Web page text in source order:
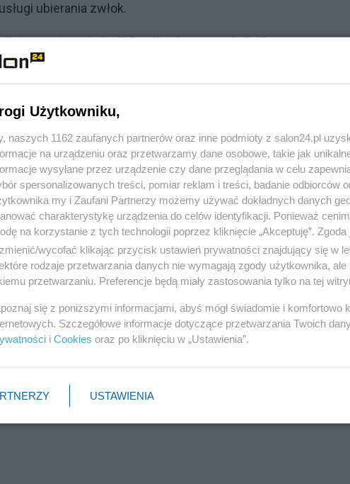
ubierania zwłok.
ciał. "Nasikał na zwłoki"
zmarłych były kierowane po kartę zgonu nie do
z kobiet opowiedziała, że rozwiązanie to było dla niej
formalności załatwiała na oddziale.
długi czas oczekiwała na wydanie ciała bliskiej osoby,
rodziny, a przed prosektorium pojawiały się następne
co tu się wyprawia. Zrobiła się awantura. Zaczął
ludzi w żałobie – powiedziała w rozmowie z Onetem.
Użytkowniku,
naszych 1162 zaufanych partnerów oraz inne podmioty z salon24.pl
na urządzeniu oraz przetwarzamy dane osobowe, takie jak
wysyłane przez urządzenie czy dane przeglądania w celu
spersonalizowanych treści, pomiar reklam i treści, badanie odbiorców
my i Zaufani Partnerzy możemy używać dokładnych danych
charakterystykę urządzenia do celów identyfikacji. Ponieważ
na korzystanie z tych technologii poprzez kliknięcie „Akceptuję”.
wycofać klikając przycisk ustawień prywatności znajdujący się w
rodzaje przetwarzania danych nie wymagają zgody użytkownika,
przetwarzaniu. Preferencje będą miały zastosowania tylko na tej
się z poniższymi informacjami, abyś mógł świadomie i
Szczegółowe informacje dotyczące przetwarzania Twoich
i Cookies oraz po kliknięciu w „Ustawienia”.
USTAWIENIA